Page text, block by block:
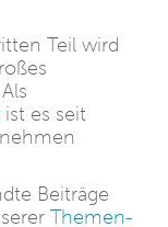
Teil wird
ist es seit
Beiträge
Themen-